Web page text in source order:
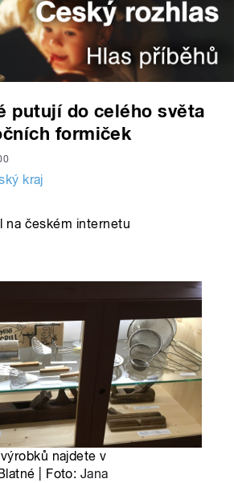
putují do celého světa
formiček
kraj
na českém internetu
najdete v
| Foto: Jana